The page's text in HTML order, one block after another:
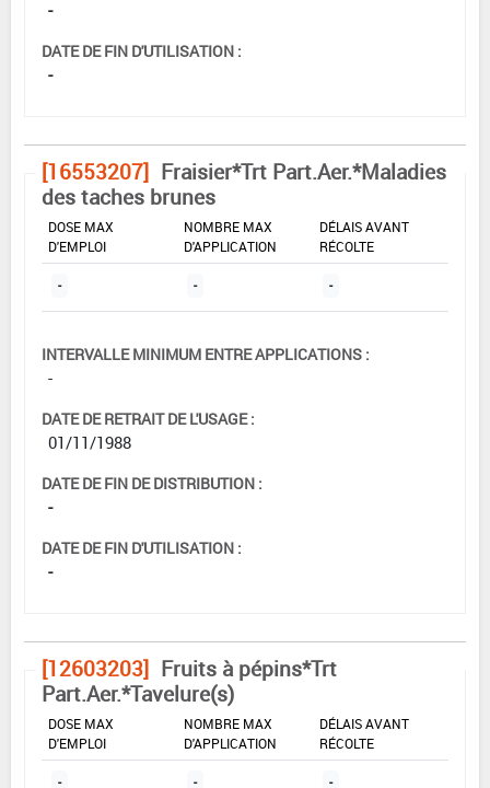
-
DATE DE FIN D'UTILISATION :
-
[16553207] Fraisier*Trt Part.Aer.*Maladies
des taches brunes
DOSE MAX
D'EMPLOI
NOMBRE MAX
D'APPLICATION
DÉLAIS AVANT
RÉCOLTE
- - -
INTERVALLE MINIMUM ENTRE APPLICATIONS :
-
DATE DE RETRAIT DE L'USAGE :
01/11/1988
DATE DE FIN DE DISTRIBUTION :
-
DATE DE FIN D'UTILISATION :
-
[12603203] Fruits à pépins*Trt
Part.Aer.*Tavelure(s)
DOSE MAX
D'EMPLOI
NOMBRE MAX
D'APPLICATION
DÉLAIS AVANT
RÉCOLTE
- - -